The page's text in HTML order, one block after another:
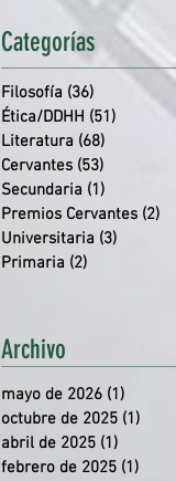
Categorías
Filosofía (36) 36
Ética/DDHH (51) 51
Literatura (68)
Cervantes (53)
Secundaria (1)
Premios Cervantes (2)
Universitaria (3)
Primaria (2)
Archivo
mayo de 2026 (1)
octubre de 2025 (1)
abril de 2025 (1)
febrero de 2025 (1)